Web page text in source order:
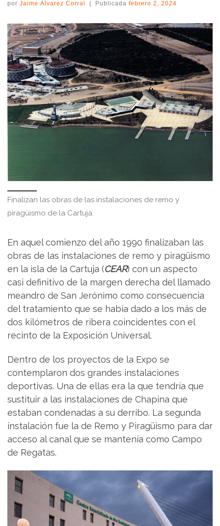
por Jaime Álvarez Corral Publicada febrero 2, 2024
Finalizan las obras de las instalaciones de remo y
piragüismo de la Cartuja.
En aquel comienzo del año 1990 finalizaban las
obras de las instalaciones de remo y piragüismo
en la isla de la Cartuja (CEAR) con un aspecto
casi definitivo de la margen derecha del llamado
meandro de San Jerónimo como consecuencia
del tratamiento que se había dado a los más de
dos kilómetros de ribera coincidentes con el
recinto de la Exposición Universal.
Dentro de los proyectos de la Expo se
contemplaron dos grandes instalaciones
deportivas. Una de ellas era la que tendría que
sustituir a las instalaciones de Chapina que
estaban condenadas a su derribo. La segunda
instalación fue la de Remo y Piragüismo para dar
acceso al canal que se mantenía como Campo
de Regatas.